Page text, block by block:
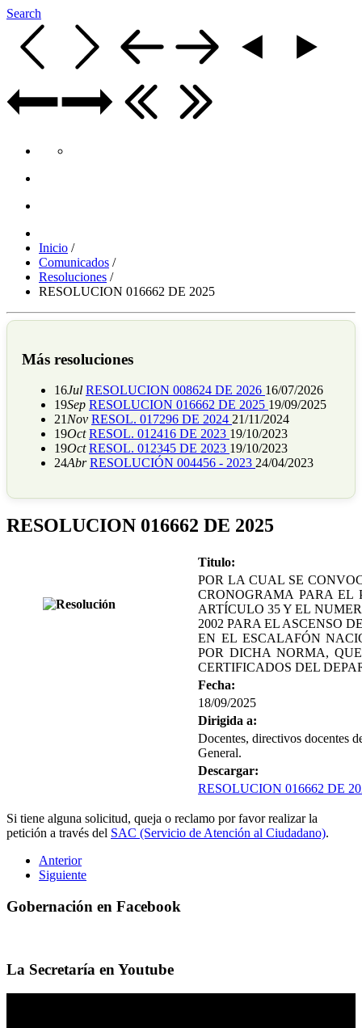
Search
Inicio /
Comunicados /
Resoluciones /
RESOLUCION 016662 DE 2025
Más resoluciones
16Jul RESOLUCION 008624 DE 2026 16/07/2026
19Sep RESOLUCION 016662 DE 2025 19/09/2025
21Nov RESOL. 017296 DE 2024 21/11/2024
19Oct RESOL. 012416 DE 2023 19/10/2023
19Oct RESOL. 012345 DE 2023 19/10/2023
24Abr RESOLUCIÓN 004456 - 2023 24/04/2023
RESOLUCION 016662 DE 2025
Titulo:
POR LA CUAL SE
CRONOGRAMA PARA EL
ARTÍCULO 35 Y EL
2002 PARA EL ASCENSO
EN EL ESCALAFÓN
POR DICHA NORMA,
CERTIFICADOS DEL
Fecha:
18/09/2025
Dirigida a:
Docentes, directivos docentes
General.
Descargar:
RESOLUCION 016662 DE
Si tiene alguna solicitud, queja o reclamo por favor realizar la
petición a través del SAC (Servicio de Atención al Ciudadano).
Anterior
Siguiente
Gobernación en Facebook
La Secretaría en Youtube